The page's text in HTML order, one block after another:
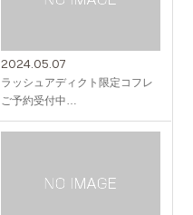
2024.05.07
ラッシュアディクト限定コフレ
ご予約受付中…